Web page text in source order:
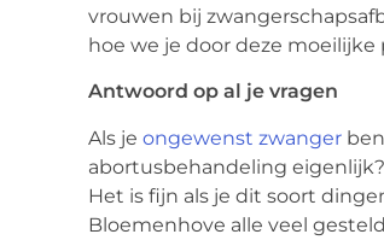
vrouwen bij
hoe we je door deze
Antwoord op al je vragen
Als je ongewenst zwanger
abortusbehandeling
Het is fijn als je dit soort
Bloemenhove alle veel